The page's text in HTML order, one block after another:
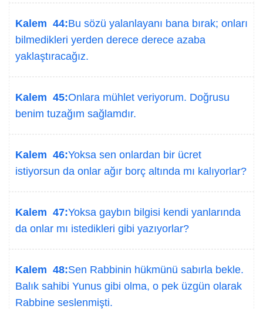
Kalem 44:Bu sözü yalanlayanı bana bırak; onları
bilmedikleri yerden derece derece azaba
yaklaştıracağız.
Kalem 45:Onlara mühlet veriyorum. Doğrusu
benim tuzağım sağlamdır.
Kalem 46:Yoksa sen onlardan bir ücret
istiyorsun da onlar ağır borç altında mı kalıyorlar?
Kalem 47:Yoksa gaybın bilgisi kendi yanlarında
da onlar mı istedikleri gibi yazıyorlar?
Kalem 48:Sen Rabbinin hükmünü sabırla bekle.
Balık sahibi Yunus gibi olma, o pek üzgün olarak
Rabbine seslenmişti.